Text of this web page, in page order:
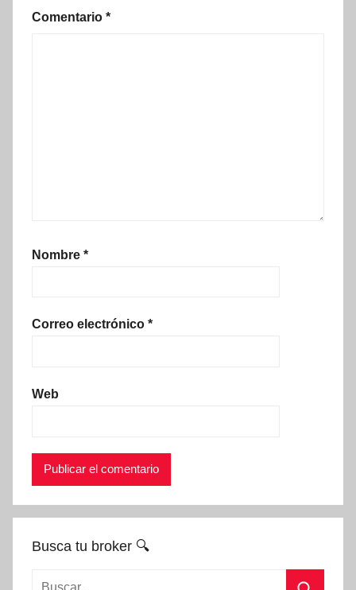
Comentario *
Nombre *
Correo electrónico *
Web
Busca tu broker 🔍
Buscar: